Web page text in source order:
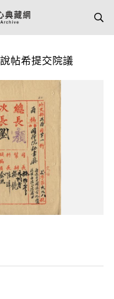
帖希提交院議